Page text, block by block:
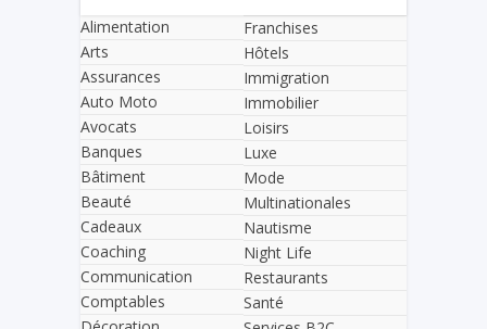
Alimentation
Arts
Assurances
Auto Moto
Avocats
Banques
Bâtiment
Beauté
Cadeaux
Coaching
Communication
Comptables
Franchises
Hôtels
Immigration
Immobilier
Loisirs
Luxe
Mode
Multinationales
Nautisme
Night Life
Restaurants
Santé